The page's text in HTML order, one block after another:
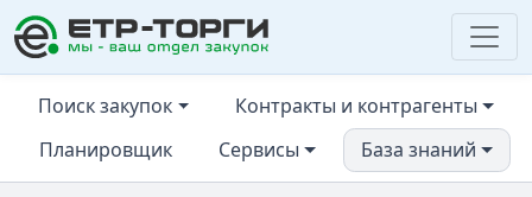
ЕТР-ТОРГИ
Поиск закупок
Контракты и контрагенты
Планировщик
Сервисы База знаний